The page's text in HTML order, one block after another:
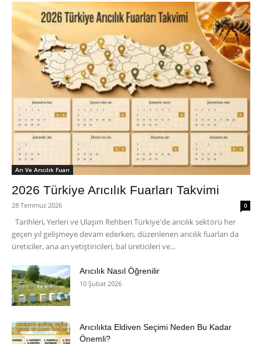
Arı Ve Arıcılık Fuarı
2026 Türkiye Arıcılık Fuarları Takvimi
28 Temmuz 2026 0
Tarihleri, Yerleri ve Ulaşım Rehberi Türkiye'de arıcılık sektörü her
geçen yıl gelişmeye devam ederken, düzenlenen arıcılık fuarları da
üreticiler, ana arı yetiştiricileri, bal üreticileri ve...
Arıcılık Nasıl Öğrenilir
10 Şubat 2026
Arıcılıkta Eldiven Seçimi Neden Bu Kadar
Önemli?